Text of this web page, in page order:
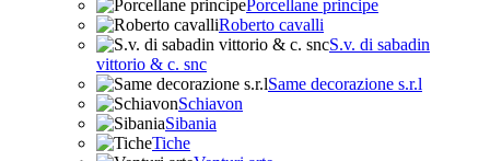
Porcellane principe
Roberto cavalli
S.v. di sabadin
vittorio & c. snc
Same decorazione s.r.l
Schiavon
Sibania
Tiche